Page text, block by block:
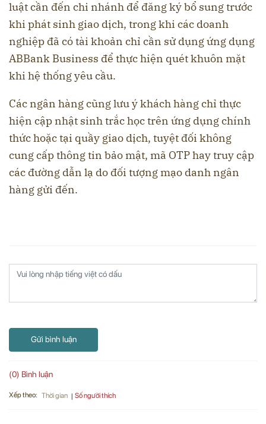
luật cần đến chi nhánh để đăng ký bổ sung trước
khi phát sinh giao dịch, trong khi các doanh
nghiệp đã có tài khoản chỉ cần sử dụng ứng dụng
ABBank Business để thực hiện quét khuôn mặt
khi hệ thống yêu cầu.
Các ngân hàng cũng lưu ý khách hàng chỉ thực
hiện cập nhật sinh trắc học trên ứng dụng chính
thức hoặc tại quầy giao dịch, tuyệt đối không
cung cấp thông tin bảo mật, mã OTP hay truy cập
các đường dẫn lạ do đối tượng mạo danh ngân
hàng gửi đến.
Gửi bình luận
(0) Bình luận
Xếp theo: Thời gian Số người thích